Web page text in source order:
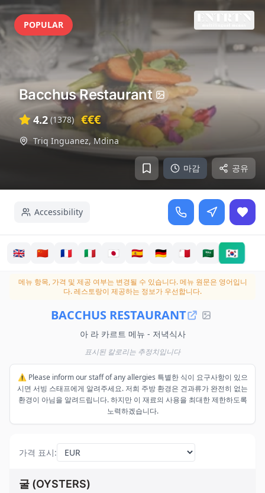
POPULAR
마감 공유
Bacchus Restaurant
4.2 (1378) €€€
Triq Inguanez,Mdina
Accessibility
🇬🇧 🇨🇳 🇫🇷 🇮🇹 🇯🇵 🇪🇸 🇩🇪 🇲🇹 🇸🇦 🇰🇷
메뉴 항목, 가격 및 제공 여부는 변경될 수 있습니다.메뉴 원문은 영어입니
다. 레스토랑이 제공하는 정보가 우선합니다.
BACCHUS RESTAURANT
아 라 카르트 메뉴 - 저녁식사
표시된 칼로리는 추정치입니다
⚠️ Please inform our staff of any allergies 특별한 식이 요구사항이 있으
시면 서빙 스태프에게 알려주세요. 저희 주방 환경은 견과류가 완전히 없는
환경이 아님을 알려드립니다. 하지만 이 재료의 사용을 최대한 제한하도록
노력하겠습니다.
가격 표시:
굴 (OYSTERS)